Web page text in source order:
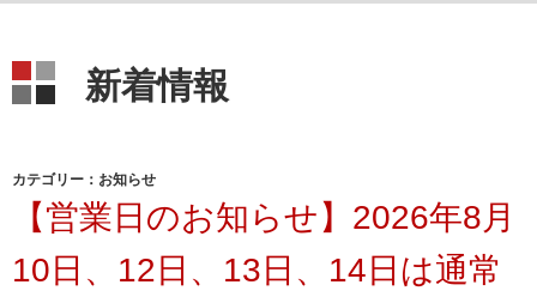
新着情報
カテゴリー：お知らせ
【営業日のお知らせ】2026年8月
10日、12日、13日、14日は通常